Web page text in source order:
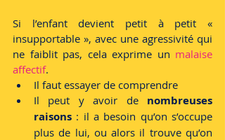
Si l’enfant devient petit à petit «
insupportable », avec une agressivité qui
ne faiblit pas, cela exprime un malaise
affectif.
Il faut essayer de comprendre
Il peut y avoir de nombreuses
raisons : il a besoin qu’on s’occupe
plus de lui, ou alors il trouve qu’on